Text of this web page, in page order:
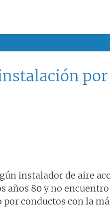
instalador de aire
años 80 y no
conductos con la